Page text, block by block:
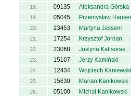
18. 09135 Aleksandra Górska
19. 05045 Przemysław Hauser
20. 23453 Martyna Jassem
21. 17254 Krzysztof Jordan
22. 23068 Justyna Kalisoras
23. 15107 Jerzy Kamiński
24. 12434 Wojciech Kaniewski
25. 15630 Marian Kanikowski
26. 05100 Michał Kanikowski